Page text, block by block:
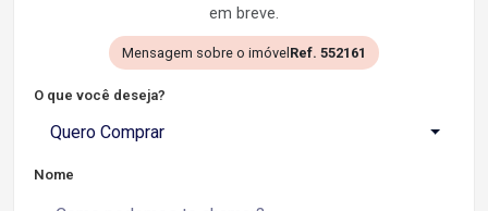
em breve.
Mensagem sobre o imóvel Ref. 552161
O que você deseja?
Quero Comprar
Nome